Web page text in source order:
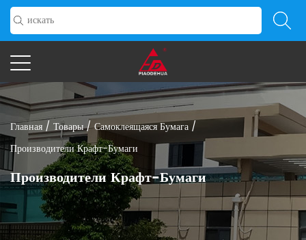
Главная /Товары/Самоклеящаяся Бумага /
Производители Крафт-Бумаги
Производители Крафт-Бумаги